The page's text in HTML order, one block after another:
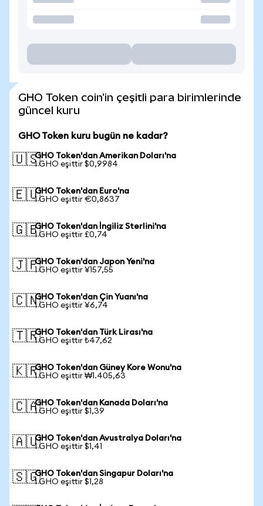
GHO Token coin'in çeşitli para birimlerinde
güncel kuru
GHO Token kuru bugün ne kadar?
🇺🇸GHO Token'dan Amerikan Doları'na
1 GHO eşittir $0,9984
🇪🇺GHO Token'dan Euro'na
1 GHO eşittir €0,8637
🇬🇧GHO Token'dan İngiliz Sterlini'na
1 GHO eşittir £0,74
🇯🇵GHO Token'dan Japon Yeni'na
1 GHO eşittir ¥157,55
🇨🇳GHO Token'dan Çin Yuanı'na
1 GHO eşittir ¥6,74
🇹🇷GHO Token'dan Türk Lirası'na
1 GHO eşittir ₺47,62
🇰🇷GHO Token'dan Güney Kore Wonu'na
1 GHO eşittir ₩1.405,63
🇨🇦GHO Token'dan Kanada Doları'na
1 GHO eşittir $1,39
🇦🇺GHO Token'dan Avustralya Doları'na
1 GHO eşittir $1,41
🇸🇬GHO Token'dan Singapur Doları'na
1 GHO eşittir $1,28